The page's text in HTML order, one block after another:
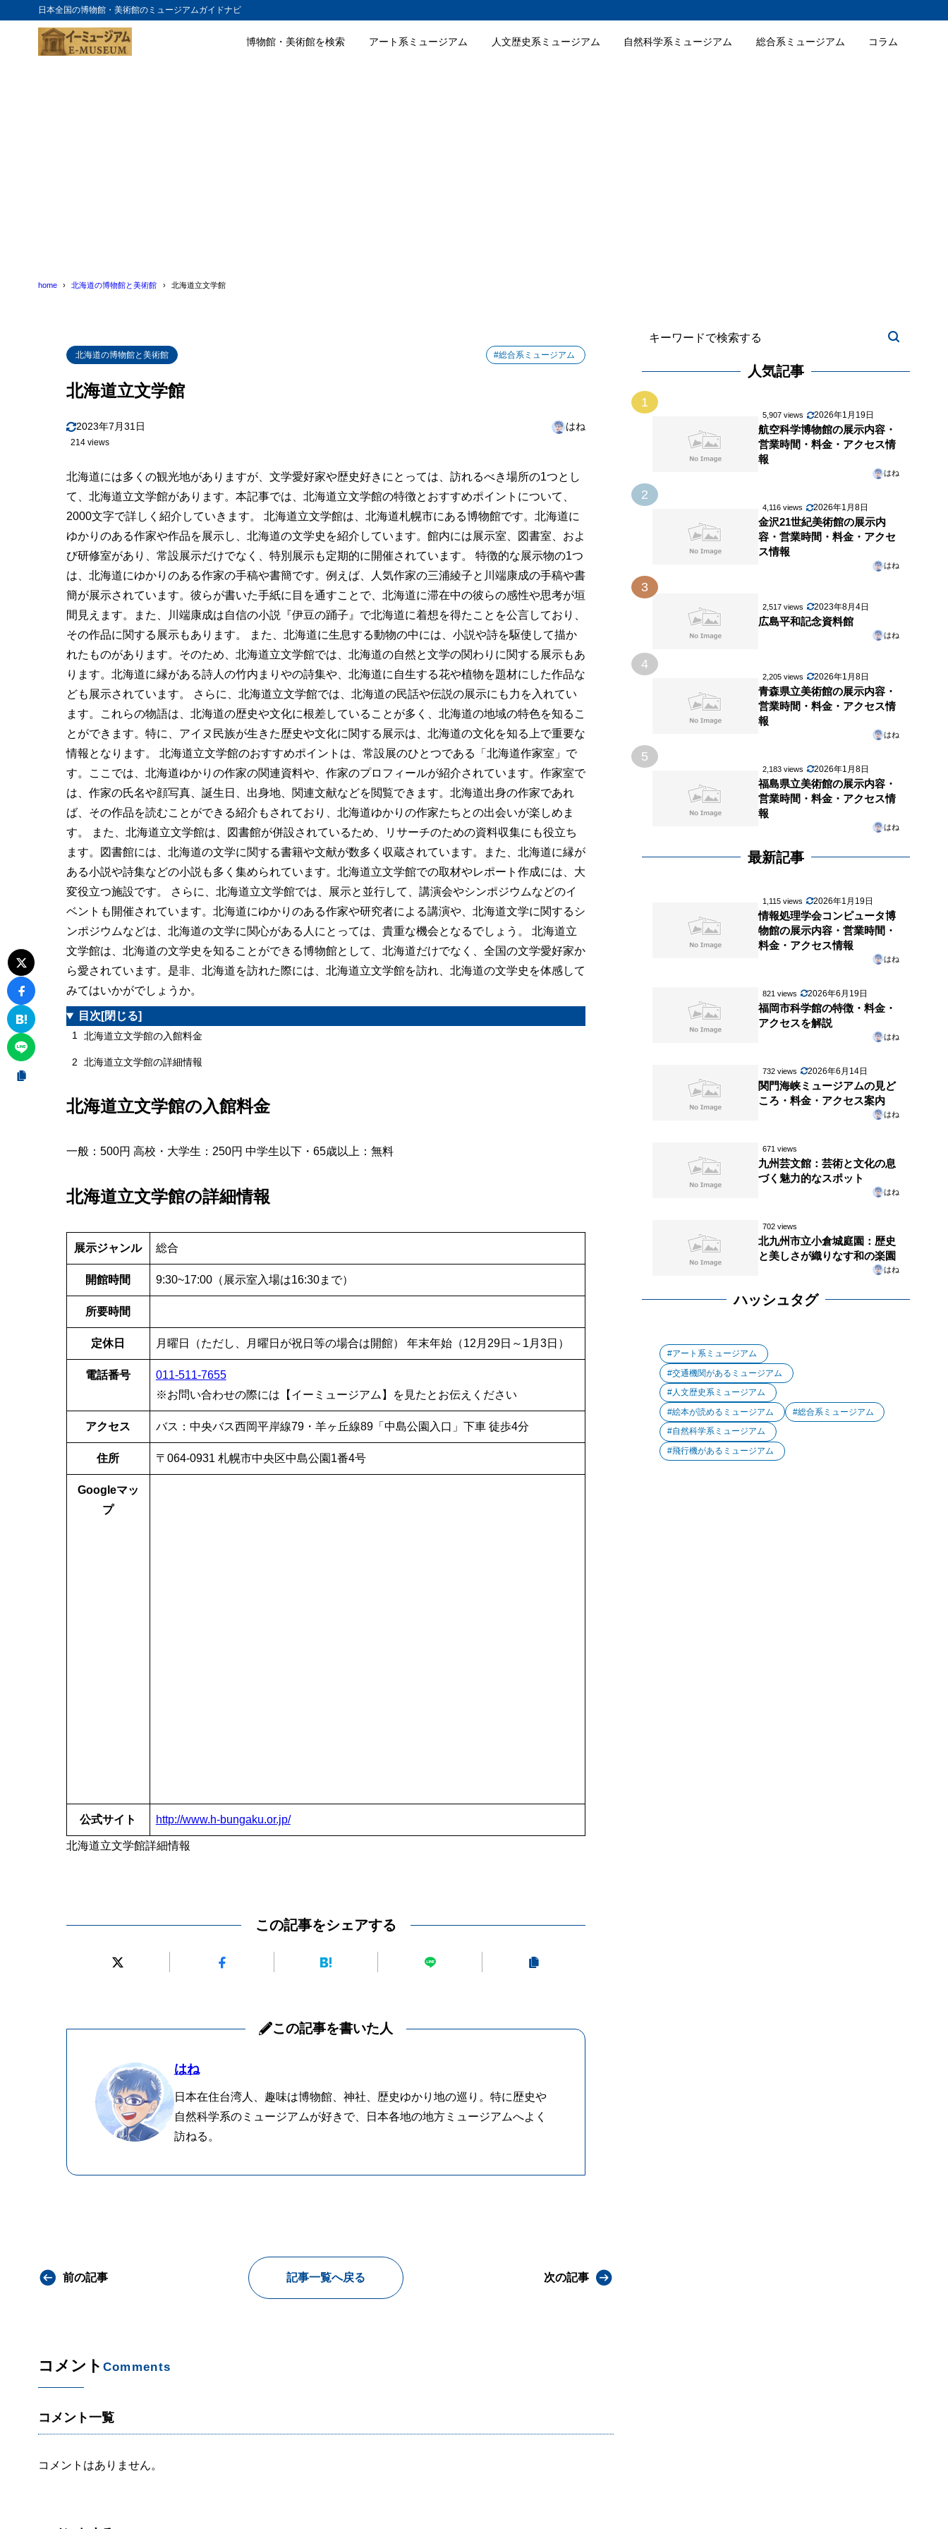
日本全国の博物館・美術館のミュージアムガイドナビ
博物館・美術館を検索 アート系ミュージアム 人文歴史系ミュージアム 自然科学系ミュージアム 総合系ミュージアム コラム
home 北海道の博物館と美術館 北海道立文学館
北海道の博物館と美術館 #総合系ミュージアム
北海道立文学館
2023年7月31日 はね
214 views
北海道には多くの観光地がありますが、文学愛好家や歴史好きにとっては、訪れるべき場所の1つとし
て、北海道立文学館があります。本記事では、北海道立文学館の特徴とおすすめポイントについて、
2000文字で詳しく紹介していきます。 北海道立文学館は、北海道札幌市にある博物館です。北海道に
ゆかりのある作家や作品を展示し、北海道の文学史を紹介しています。館内には展示室、図書室、およ
び研修室があり、常設展示だけでなく、特別展示も定期的に開催されています。 特徴的な展示物の1つ
は、北海道にゆかりのある作家の手稿や書簡です。例えば、人気作家の三浦綾子と川端康成の手稿や書
簡が展示されています。彼らが書いた手紙に目を通すことで、北海道に滞在中の彼らの感性や思考が垣
間見えます。また、川端康成は自信の小説『伊豆の踊子』で北海道に着想を得たことを公言しており、
その作品に関する展示もあります。 また、北海道に生息する動物の中には、小説や詩を駆使して描か
れたものがあります。そのため、北海道立文学館では、北海道の自然と文学の関わりに関する展示もあ
ります。北海道に縁がある詩人の竹内まりやの詩集や、北海道に自生する花や植物を題材にした作品な
ども展示されています。 さらに、北海道立文学館では、北海道の民話や伝説の展示にも力を入れてい
ます。これらの物語は、北海道の歴史や文化に根差していることが多く、北海道の地域の特色を知るこ
とができます。特に、アイヌ民族が生きた歴史や文化に関する展示は、北海道の文化を知る上で重要な
情報となります。 北海道立文学館のおすすめポイントは、常設展のひとつである「北海道作家室」で
す。ここでは、北海道ゆかりの作家の関連資料や、作家のプロフィールが紹介されています。作家室で
は、作家の氏名や顔写真、誕生日、出身地、関連文献などを閲覧できます。北海道出身の作家であれ
ば、その作品を読むことができる紹介もされており、北海道ゆかりの作家たちとの出会いが楽しめま
す。 また、北海道立文学館は、図書館が併設されているため、リサーチのための資料収集にも役立ち
ます。図書館には、北海道の文学に関する書籍や文献が数多く収蔵されています。また、北海道に縁が
ある小説や詩集などの小説も多く集められています。北海道立文学館での取材やレポート作成には、大
変役立つ施設です。 さらに、北海道立文学館では、展示と並行して、講演会やシンポジウムなどのイ
ベントも開催されています。北海道にゆかりのある作家や研究者による講演や、北海道文学に関するシ
ンポジウムなどは、北海道の文学に関心がある人にとっては、貴重な機会となるでしょう。 北海道立
文学館は、北海道の文学史を知ることができる博物館として、北海道だけでなく、全国の文学愛好家か
ら愛されています。是非、北海道を訪れた際には、北海道立文学館を訪れ、北海道の文学史を体感して
みてはいかがでしょうか。
目次 [閉じる]
1 北海道立文学館の入館料金
2 北海道立文学館の詳細情報
北海道立文学館の入館料金
一般：500円 高校・大学生：250円 中学生以下・65歳以上：無料
北海道立文学館の詳細情報
展示ジャンル 総合
開館時間 9:30~17:00（展示室入場は16:30まで）
所要時間
定休日 月曜日（ただし、月曜日が祝日等の場合は開館） 年末年始（12月29日～1月3日）
電話番号
011-511-7655
※お問い合わせの際には【イーミュージアム】を見たとお伝えください
アクセス バス：中央バス西岡平岸線79・羊ヶ丘線89「中島公園入口」下車 徒歩4分
住所 〒064-0931 札幌市中央区中島公園1番4号
Googleマッ
プ
公式サイト http://www.h-bungaku.or.jp/
北海道立文学館詳細情報
この記事をシェアする
この記事を書いた人
はね
日本在住台湾人、趣味は博物館、神社、歴史ゆかり地の巡り。特に歴史や
自然科学系のミュージアムが好きで、日本各地の地方ミュージアムへよく
訪ねる。
前の記事 記事一覧へ戻る 次の記事
コメント Comments
コメント一覧
コメントはありません。
人気記事
1
5,907 views 2026年1月19日
航空科学博物館の展示内容・
営業時間・料金・アクセス情
報
はね
2
4,116 views 2026年1月8日
金沢21世紀美術館の展示内
容・営業時間・料金・アクセ
ス情報
はね
3
2,517 views 2023年8月4日
広島平和記念資料館
はね
4
2,205 views 2026年1月8日
青森県立美術館の展示内容・
営業時間・料金・アクセス情
報
はね
5
2,183 views 2026年1月8日
福島県立美術館の展示内容・
営業時間・料金・アクセス情
報
はね
最新記事
1,115 views 2026年1月19日
情報処理学会コンピュータ博
物館の展示内容・営業時間・
料金・アクセス情報
はね
821 views 2026年6月19日
福岡市科学館の特徴・料金・
アクセスを解説
はね
732 views 2026年6月14日
関門海峡ミュージアムの見ど
ころ・料金・アクセス案内
はね
671 views
九州芸文館：芸術と文化の息
づく魅力的なスポット
はね
702 views
北九州市立小倉城庭園：歴史
と美しさが織りなす和の楽園
はね
ハッシュタグ
アート系ミュージアム
交通機関があるミュージアム
人文歴史系ミュージアム
絵本が読めるミュージアム
総合系ミュージアム
自然科学系ミュージアム
飛行機があるミュージアム
目次